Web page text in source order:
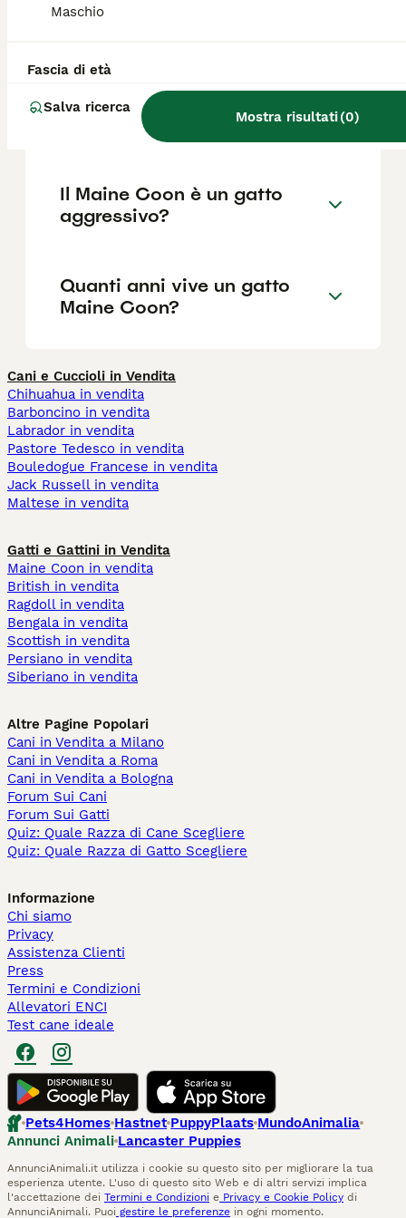
Maschio
Fascia di età
Salva ricerca
Mostra risultati(0)
cibo e cure sono leggermente superiori alla
Quali sono i difetti dei Maine
Il Maine Coon è un gatto
aggressivo?
Quanti anni vive un gatto
Maine Coon?
Cani e Cuccioli in Vendita
Chihuahua in vendita
Barboncino in vendita
Labrador in vendita
Pastore Tedesco in vendita
Bouledogue Francese in vendita
Jack Russell in vendita
Maltese in vendita
Gatti e Gattini in Vendita
Maine Coon in vendita
British in vendita
Ragdoll in vendita
Bengala in vendita
Scottish in vendita
Persiano in vendita
Siberiano in vendita
Altre Pagine Popolari
Cani in Vendita a Milano
Cani in Vendita a Roma
Cani in Vendita a Bologna
Forum Sui Cani
Forum Sui Gatti
Quiz: Quale Razza di Cane Scegliere
Quiz: Quale Razza di Gatto Scegliere
Informazione
Chi siamo
Privacy
Assistenza Clienti
Press
Termini e Condizioni
Allevatori ENCI
Test cane ideale
Pets4Homes Hastnet PuppyPlaats MundoAnimalia
Annunci Animali Lancaster Puppies
AnnunciAnimali.it utilizza i cookie su questo sito per migliorare la tua
esperienza utente. L'uso di questo sito Web e di altri servizi implica
l'accettazione dei Termini e Condizioni e Privacy e Cookie Policy di
AnnunciAnimali. Puoi gestire le preferenze in ogni momento.